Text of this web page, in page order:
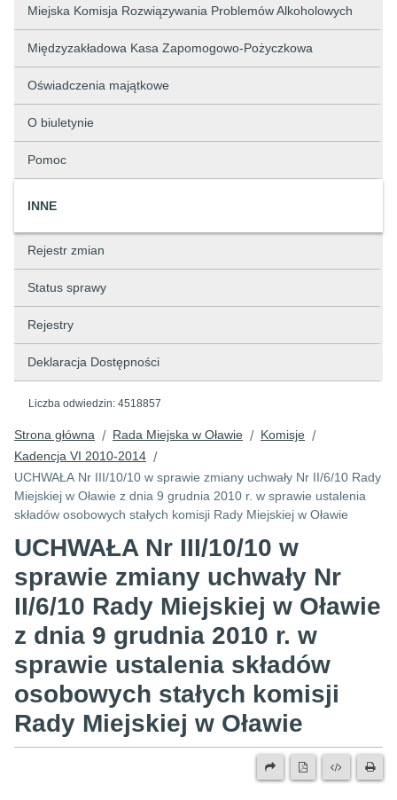
Miejska Komisja Rozwiązywania Problemów Alkoholowych
Międzyzakładowa Kasa Zapomogowo-Pożyczkowa
Oświadczenia majątkowe
O biuletynie
Pomoc
INNE
Rejestr zmian
Status sprawy
Rejestry
Deklaracja Dostępności
Liczba odwiedzin: 4518857
Strona główna / Rada Miejska w Oławie / Komisje /
Kadencja VI 2010-2014 /
UCHWAŁA Nr III/10/10 w sprawie zmiany uchwały Nr II/6/10 Rady
Miejskiej w Oławie z dnia 9 grudnia 2010 r. w sprawie ustalenia
składów osobowych stałych komisji Rady Miejskiej w Oławie
UCHWAŁA Nr III/10/10 w
sprawie zmiany uchwały Nr
II/6/10 Rady Miejskiej w Oławie
z dnia 9 grudnia 2010 r. w
sprawie ustalenia składów
osobowych stałych komisji
Rady Miejskiej w Oławie